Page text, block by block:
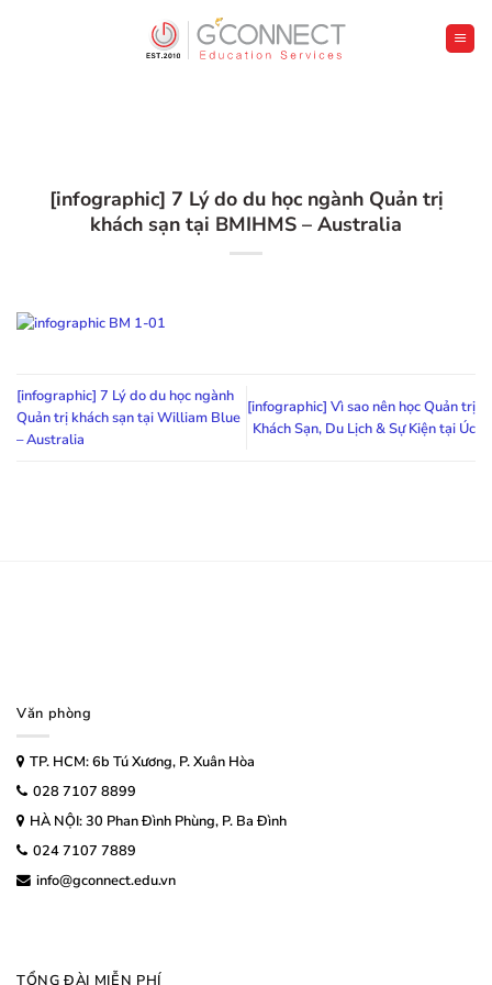
[infographic] 7 Lý do du học ngành Quản trị
khách sạn tại BMIHMS – Australia
[infographic] 7 Lý do du học ngành
Quản trị khách sạn tại William Blue
– Australia
[infographic] Vì sao nên học Quản trị
Khách Sạn, Du Lịch & Sự Kiện tại Úc
Văn phòng
TP. HCM: 6b Tú Xương, P. Xuân Hòa
028 7107 8899
HÀ NỘI: 30 Phan Đình Phùng, P. Ba Đình
024 7107 7889
info@gconnect.edu.vn
TỔNG ĐÀI MIỄN PHÍ